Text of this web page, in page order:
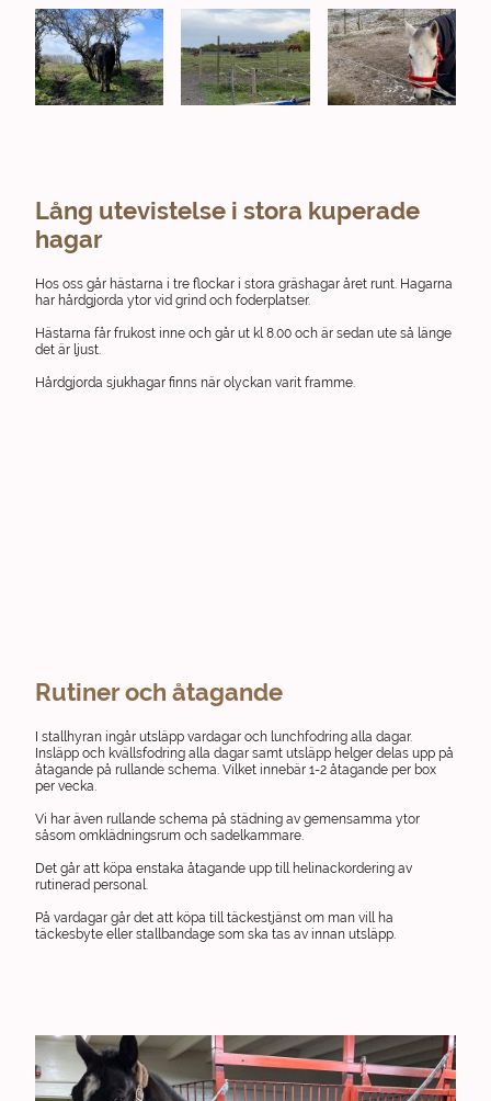
Lång utevistelse i stora kuperade
hagar
Hos oss går hästarna i tre flockar i stora gräshagar året runt. Hagarna
har hårdgjorda ytor vid grind och foderplatser.
Hästarna får frukost inne och går ut kl 8.00 och är sedan ute så länge
det är ljust.
Hårdgjorda sjukhagar finns när olyckan varit framme.
Rutiner och åtagande
I stallhyran ingår utsläpp vardagar och lunchfodring alla dagar.
Insläpp och kvällsfodring alla dagar samt utsläpp helger delas upp på
åtagande på rullande schema. Vilket innebär 1-2 åtagande per box
per vecka.
Vi har även rullande schema på städning av gemensamma ytor
såsom omklädningsrum och sadelkammare.
Det går att köpa enstaka åtagande upp till helinackordering av
rutinerad personal.
På vardagar går det att köpa till täckestjänst om man vill ha
täckesbyte eller stallbandage som ska tas av innan utsläpp.